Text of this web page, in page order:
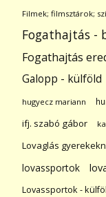
Filmek; filmsztárok;
Fogathajtás -
Fogathajtás
Galopp - külföld
hugyecz mariann
ifj. szabó gábor
Lovaglás
lovassportok
Lovassportok -